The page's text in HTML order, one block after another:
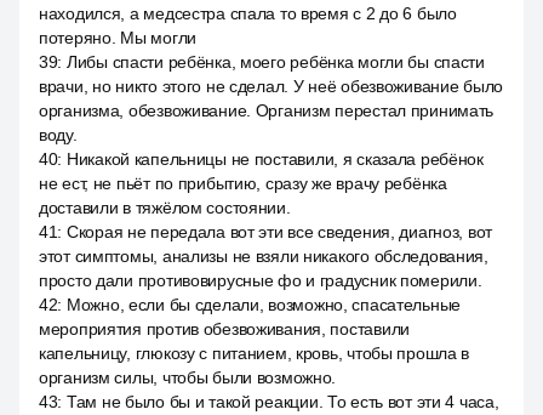
находился, а медсестра спала то время с 2 до 6 было
потеряно. Мы могли
39: Либы спасти ребёнка, моего ребёнка могли бы спасти
врачи, но никто этого не сделал. У неё обезвоживание было
организма, обезвоживание. Организм перестал принимать
воду.
40: Никакой капельницы не поставили, я сказала ребёнок
не ест, не пьёт по прибытию, сразу же врачу ребёнка
доставили в тяжёлом состоянии.
41: Скорая не передала вот эти все сведения, диагноз, вот
этот симптомы, анализы не взяли никакого обследования,
просто дали противовирусные фо и градусник померили.
42: Можно, если бы сделали, возможно, спасательные
мероприятия против обезвоживания, поставили
капельницу, глюкозу с питанием, кровь, чтобы прошла в
организм силы, чтобы были возможно.
43: Там не было бы и такой реакции. То есть вот эти 4 часа,